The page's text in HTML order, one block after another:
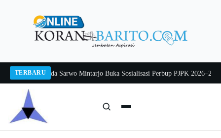
TERBARU
2026Pj Sekda Sarwo Mintarjo Buka Sosialisasi Perbup PJPK 2026–2030